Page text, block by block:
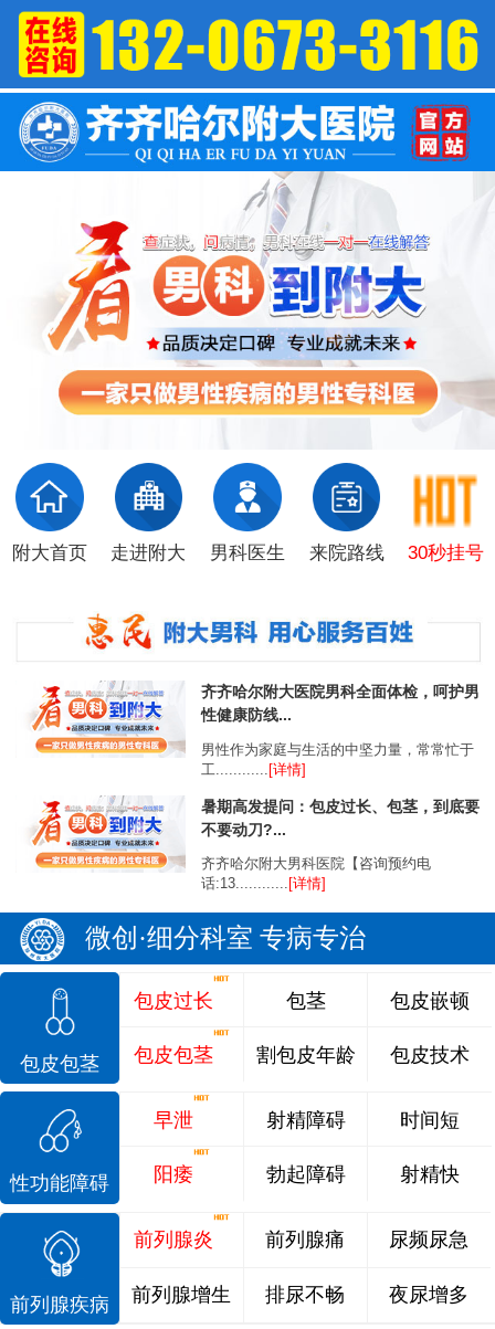
附大首页 走进附大 男科医生 来院路线 30秒挂号
齐齐哈尔附大医院男科全面体检，呵护男
性健康防线...
男性作为家庭与生活的中坚力量，常常忙于
工............
[详情]
暑期高发提问：包皮过长、包茎，到底要
不要动刀?...
齐齐哈尔附大男科医院【咨询预约电
话:13............ [详情]
微创·细分科室 专病专治
包皮包茎
包皮过长
包皮包茎
包茎
割包皮年龄
包皮嵌顿
包皮技术
性功能障碍
早泄
阳痿
射精障碍
勃起障碍
时间短
射精快
前列腺疾病
前列腺炎 前列腺痛 尿频尿急
前列腺增生 排尿不畅 夜尿增多